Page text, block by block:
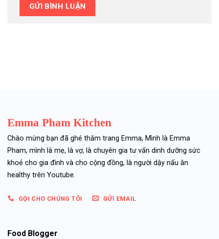
Emma Pham Kitchen
Chào mừng bạn đã ghé thăm trang Emma, Mình là Emma
Pham, mình là mẹ, là vợ, là chuyên gia tư vấn dinh dưỡng sức
khoẻ cho gia đình và cho cộng đồng, là người dậy nấu ăn
healthy trên Youtube.
GỌI CHO CHÚNG TÔI GỬI EMAIL
Food Blogger